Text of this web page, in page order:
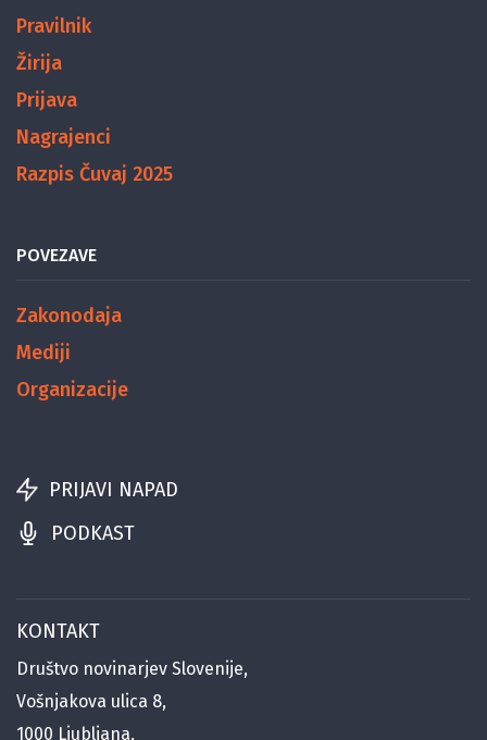
Pravilnik
Žirija
Prijava
Nagrajenci
Razpis Čuvaj 2025
POVEZAVE
Zakonodaja
Mediji
Organizacije
PRIJAVI NAPAD
PODKAST
KONTAKT
Društvo novinarjev Slovenije,
Vošnjakova ulica 8,
1000 Ljubljana,